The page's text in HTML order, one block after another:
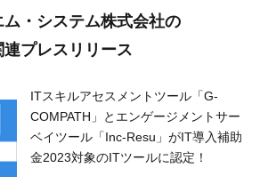
ム・システム株式会社の
連プレスリリース
ITスキルアセスメントツール「G-
COMPATH」とエンゲージメントサー
ベイツール「Inc-Resu」がIT導入補助
金2023対象のITツールに認定！